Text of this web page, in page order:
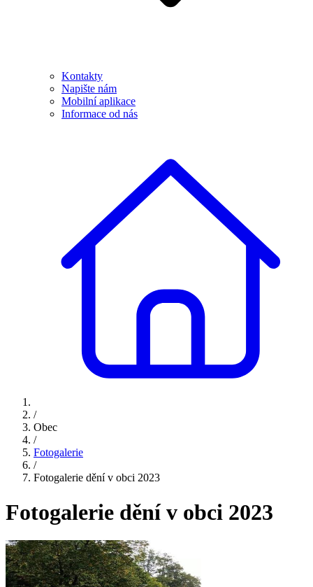
Kontakty
Napište nám
Mobilní aplikace
Informace od nás
/
Obec
/
Fotogalerie
/
Fotogalerie dění v obci 2023
Fotogalerie dění v obci 2023